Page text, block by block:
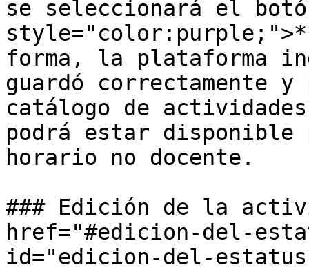
se seleccionará el
forma, la plataforma
guardó correctamente
catálogo de
podrá estar
horario no docente.
### Edición de la
href="#edicion-del-
id="edicion-del-